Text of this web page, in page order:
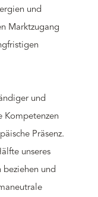
und
Marktzugang
und
Kompetenzen
Präsenz.
unseres
beziehen und